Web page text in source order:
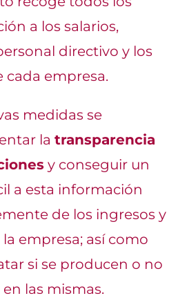
a los salarios,
directivo y los
cada empresa.
medidas se
la transparencia
y conseguir un
a esta información
de los ingresos y
empresa; así como
si se producen o no
las mismas.